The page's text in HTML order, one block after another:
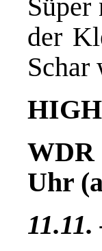
der
Schar
WDR
Uhr